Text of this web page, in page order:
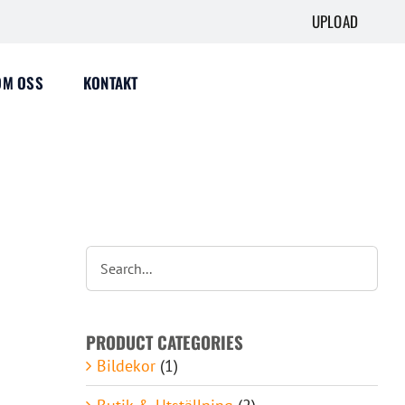
UPLOAD
OSS KONTAKT
PRODUCT CATEGORIES
Bildekor (1)